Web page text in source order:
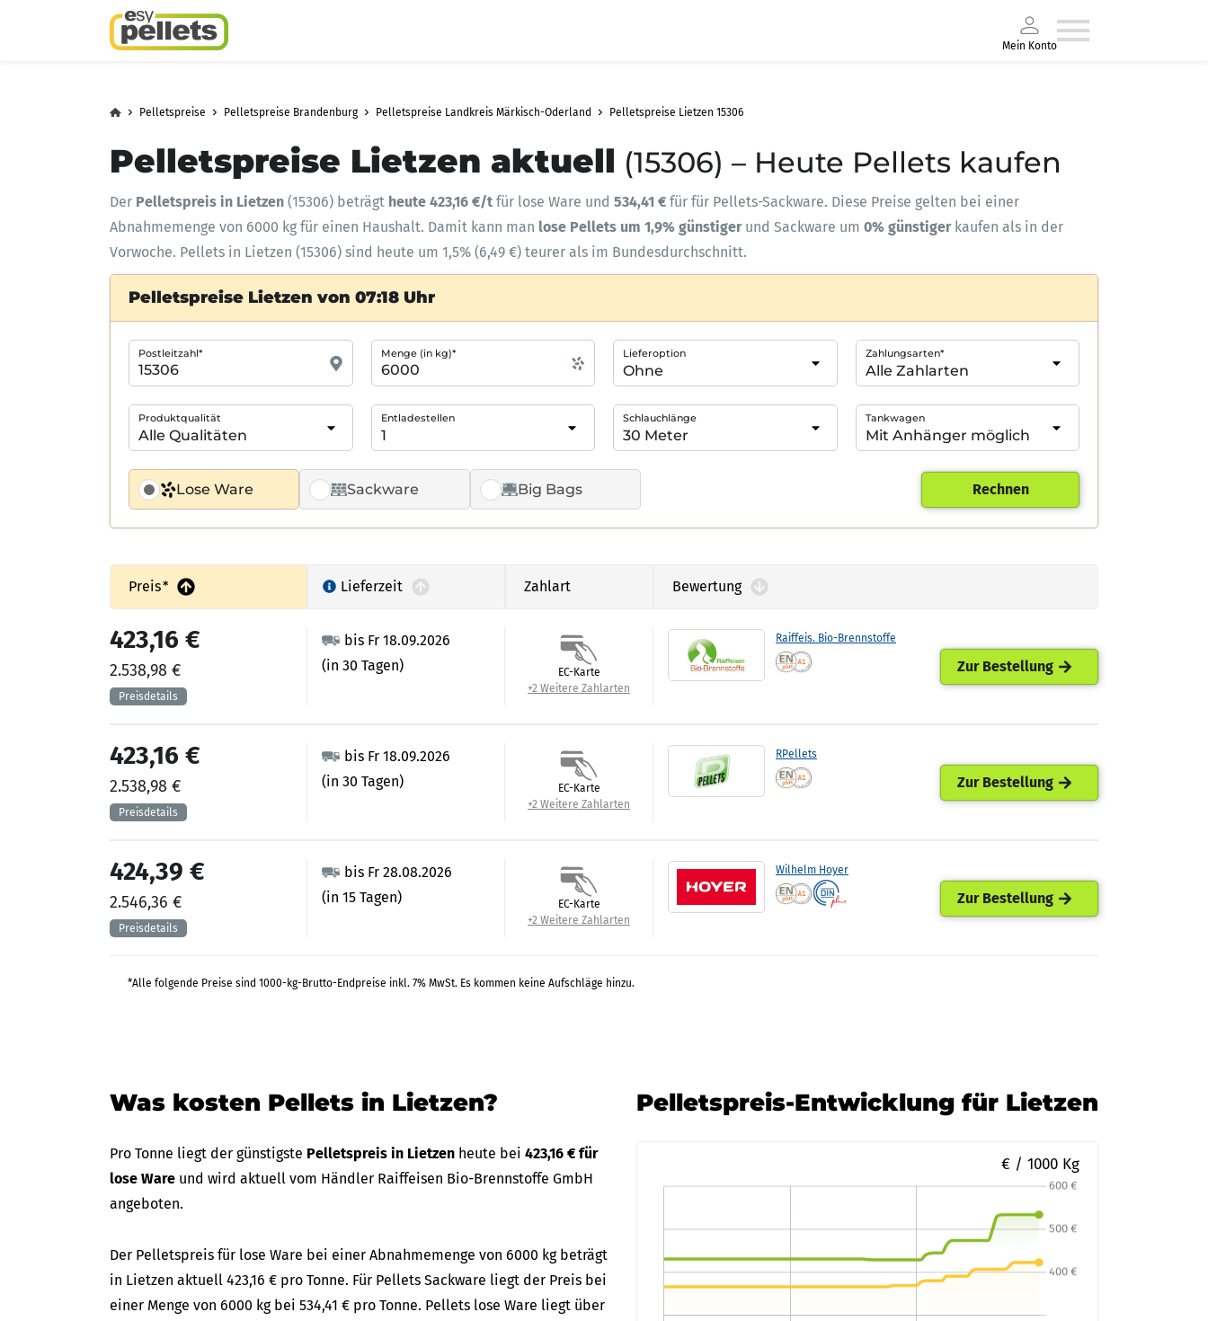
Mein Konto
Pelletspreise Pelletspreise Brandenburg Pelletspreise Landkreis Märkisch-Oderland Pelletspreise Lietzen 15306
Pelletspreise Lietzen aktuell (15306) – Heute Pellets kaufen
Der Pelletspreis in Lietzen (15306) beträgt heute 423,16 €/t für lose Ware und 534,41 € für für Pellets-Sackware. Diese Preise gelten bei einer
Abnahmemenge von 6000 kg für einen Haushalt. Damit kann man lose Pellets um 1,9% günstiger und Sackware um 0% günstigerkaufen als in der
Vorwoche. Pellets in Lietzen (15306) sind heute um 1,5% (6,49 €) teurer als im Bundesdurchschnitt.
Pelletspreise Lietzen von 07:18 Uhr
Lose Ware Sackware Big Bags
Postleitzahl* Menge (in kg)* Lieferoption Zahlungsarten*
Produktqualität Entladestellen Schlauchlänge Tankwagen
Rechnen
Preis* Lieferzeit Zahlart Bewertung
Raiffeis. Bio-Brennstoffe
bis Fr 18.09.2026
(in 30 Tagen)
423,16 €
2.538,98 €
EC-Karte
+2 Weitere Zahlarten
Zur Bestellung
RPellets
bis Fr 18.09.2026
(in 30 Tagen)
423,16 €
2.538,98 €
EC-Karte
+2 Weitere Zahlarten
Zur Bestellung
Wilhelm Hoyer
bis Fr 28.08.2026
(in 15 Tagen)
424,39 €
2.546,36 €
EC-Karte
+2 Weitere Zahlarten
Zur Bestellung
*Alle folgende Preise sind 1000-kg-Brutto-Endpreise inkl. 7% MwSt. Es kommen keine Aufschläge hinzu.
Was kosten Pellets in Lietzen?
Pro Tonne liegt der günstigste Pelletspreis in Lietzen heute bei 423,16 € für
lose Ware und wird aktuell vom Händler Raiffeisen Bio-Brennstoffe GmbH
angeboten.
Der Pelletspreis für lose Ware bei einer Abnahmemenge von 6000 kg beträgt
in Lietzen aktuell 423,16 € pro Tonne. Für Pellets Sackware liegt der Preis bei
einer Menge von 6000 kg bei 534,41 € pro Tonne. Pellets lose Ware liegt über
Pelletspreis-Entwicklung für Lietzen
€ / 1000 Kg